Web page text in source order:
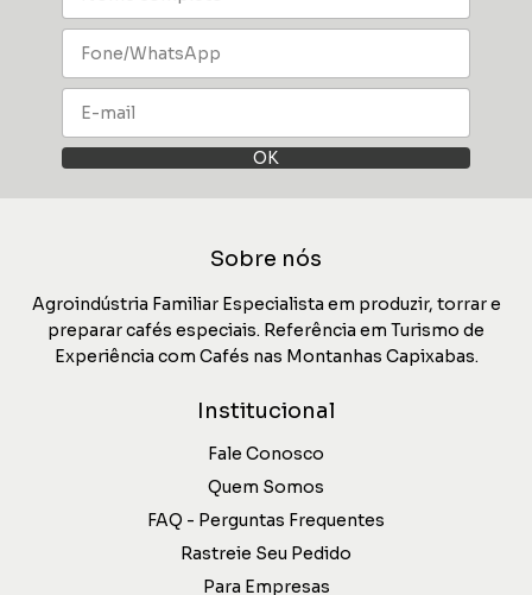
Sobre nós
Agroindústria Familiar Especialista em produzir, torrar e
preparar cafés especiais. Referência em Turismo de
Experiência com Cafés nas Montanhas Capixabas.
Institucional
Fale Conosco
Quem Somos
FAQ - Perguntas Frequentes
Rastreie Seu Pedido
Para Empresas